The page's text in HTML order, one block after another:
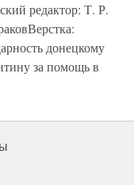
редактор: Т. Р.
донецкому
за помощь в